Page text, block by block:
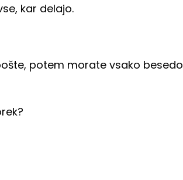
kar delajo.
potem morate vsako besedo